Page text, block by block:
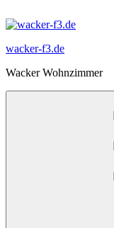
Inhalt
wacker-f3.de
Wacker Wohnzimmer